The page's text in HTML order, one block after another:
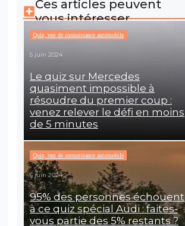
Ces articles peuvent
vous intéresser
Quiz, test de connaissance automobile
5 juin 2024
Le quiz sur Mercedes
quasiment impossible à
résoudre du premier coup :
venez relever le défi en moins
de 5 minutes
Quiz, test de connaissance automobile
5 juin 2024
95% des personnes échouent
à ce quiz spécial Audi : faites-
vous partie des 5% restants ?